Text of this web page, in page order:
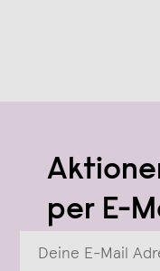
per E-